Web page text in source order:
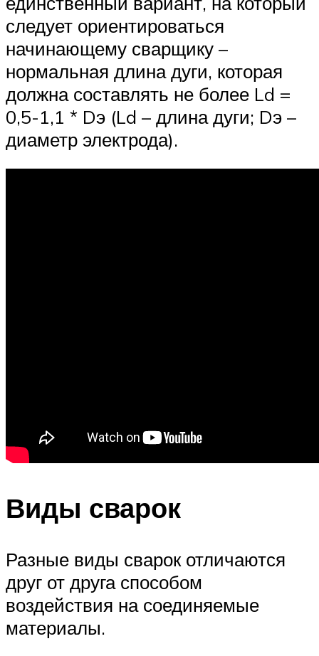
следует ориентироваться
начинающему сварщику –
нормальная длина дуги, которая
должна составлять не более Ld =
0,5-1,1 * Dэ (Ld – длина дуги; Dэ –
диаметр электрода).
Виды сварок
Разные виды сварок отличаются
друг от друга способом
воздействия на соединяемые
материалы.